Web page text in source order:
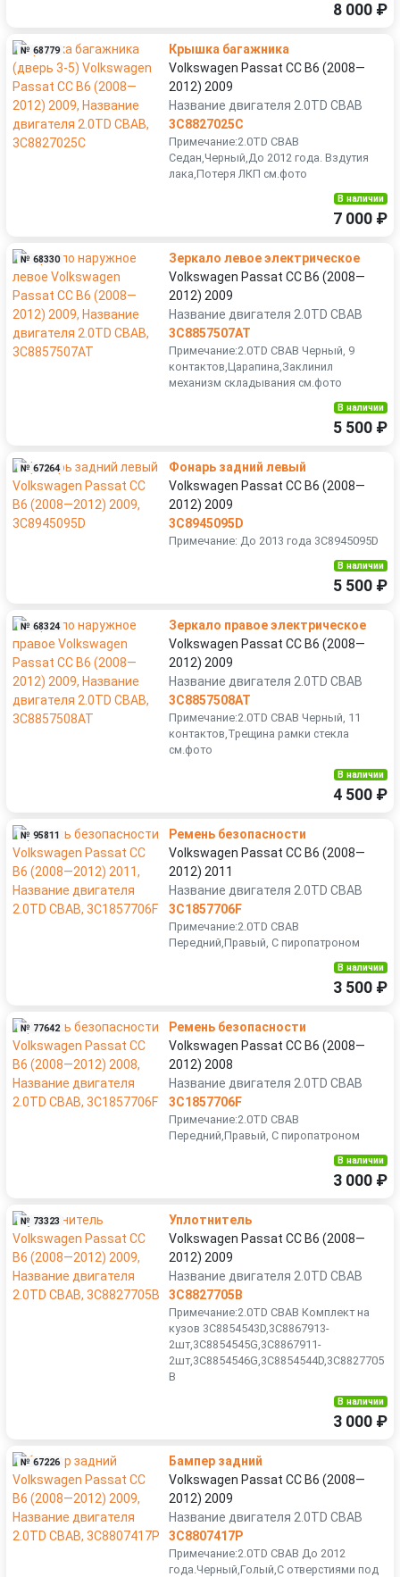
8 000 ₽
№ 68779
Крышка багажника
Volkswagen Passat CC B6 (2008—
2012) 2009
Название двигателя 2.0TD CBAB
3C8827025C
Примечание:2.0TD CBAB
Седан,Черный,До 2012 года. Вздутия
лака,Потеря ЛКП см.фото
В наличии
7 000 ₽
№ 68330
Зеркало левое электрическое
Volkswagen Passat CC B6 (2008—
2012) 2009
Название двигателя 2.0TD CBAB
3C8857507AT
Примечание:2.0TD CBAB Черный, 9
контактов,Царапина,Заклинил
механизм складывания см.фото
В наличии
5 500 ₽
№ 67264
Фонарь задний левый
Volkswagen Passat CC B6 (2008—
2012) 2009
3C8945095D
Примечание: До 2013 года 3C8945095D
В наличии
5 500 ₽
№ 68324
Зеркало правое электрическое
Volkswagen Passat CC B6 (2008—
2012) 2009
Название двигателя 2.0TD CBAB
3C8857508AT
Примечание:2.0TD CBAB Черный, 11
контактов,Трещина рамки стекла
см.фото
В наличии
4 500 ₽
№ 95811
Ремень безопасности
Volkswagen Passat CC B6 (2008—
2012) 2011
Название двигателя 2.0TD CBAB
3C1857706F
Примечание:2.0TD CBAB
Передний,Правый, С пиропатроном
В наличии
3 500 ₽
№ 77642
Ремень безопасности
Volkswagen Passat CC B6 (2008—
2012) 2008
Название двигателя 2.0TD CBAB
3C1857706F
Примечание:2.0TD CBAB
Передний,Правый, С пиропатроном
В наличии
3 000 ₽
№ 73323
Уплотнитель
Volkswagen Passat CC B6 (2008—
2012) 2009
Название двигателя 2.0TD CBAB
3C8827705B
Примечание:2.0TD CBAB Комплект на
кузов 3C8854543D,3C8867913-
2шт,3C8854545G,3C8867911-
2шт,3C8854546G,3C8854544D,3C8827705
B
В наличии
3 000 ₽
№ 67226
Бампер задний
Volkswagen Passat CC B6 (2008—
2012) 2009
Название двигателя 2.0TD CBAB
3C8807417P
Примечание:2.0TD CBAB До 2012
года.Черный,Голый,С отверстиями под